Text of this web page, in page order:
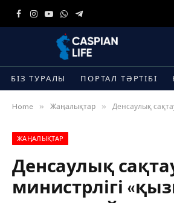
Facebook
Instagram
YouTube
WhatsApp
Telegram
БІЗ ТУРАЛЫ ПОРТАЛ ТӘРТІБІ
Home » Жаңалықтар » Денсаулық сақтау министрлігі
ЖАҢАЛЫҚТАР
Денсаулық
министрлігі